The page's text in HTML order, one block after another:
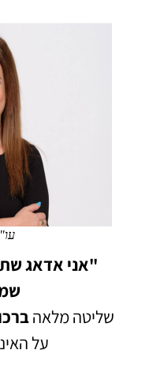
"אני אדאג
שליטה מלאה
על